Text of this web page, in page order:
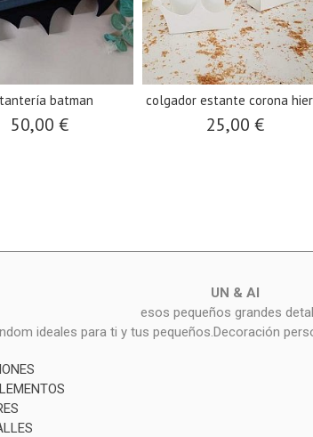
batman
50,00 €
colgador estante corona
25,00 €
UN & AI
esos pequeños grandes
ideales para ti y tus pequeños.Decoración